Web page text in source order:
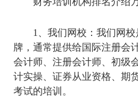
1、我们网校：我们网
牌，通常提供给国际注册会
会计师、注册会计师、初级
计实操、证券从业资格、期
考试的培训。